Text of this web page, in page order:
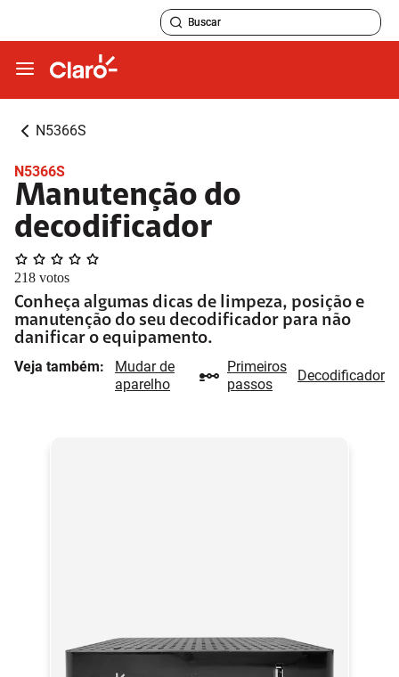
N5366S
N5366S
Manutenção do
decodificador
218 votos
Conheça algumas dicas de limpeza, posição e
manutenção do seu decodificador para não
danificar o equipamento.
Veja também:
Mudar de
aparelho
Primeiros
passos
Decodificador